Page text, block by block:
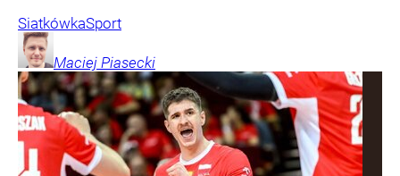
SiatkówkaSport
Maciej Piasecki